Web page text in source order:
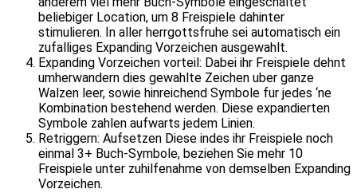
beliebiger Location, um 8 Freispiele dahinter
stimulieren. In aller herrgottsfruhe sei automatisch ein
zufalliges Expanding Vorzeichen ausgewahlt.
Expanding Vorzeichen vorteil: Dabei ihr Freispiele dehnt
umherwandern dies gewahlte Zeichen uber ganze
Walzen leer, sowie hinreichend Symbole fur jedes ‘ne
Kombination bestehend werden. Diese expandierten
Symbole zahlen aufwarts jedem Linien.
Retriggern: Aufsetzen Diese indes ihr Freispiele noch
einmal 3+ Buch-Symbole, beziehen Sie mehr 10
Freispiele unter zuhilfenahme von demselben Expanding
Vorzeichen.